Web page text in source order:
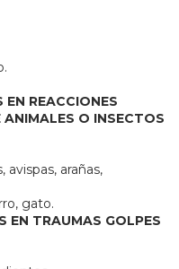
EN REACCIONES
O INSECTOS
avispas, arañas,
gato.
EN TRAUMAS GOLPES